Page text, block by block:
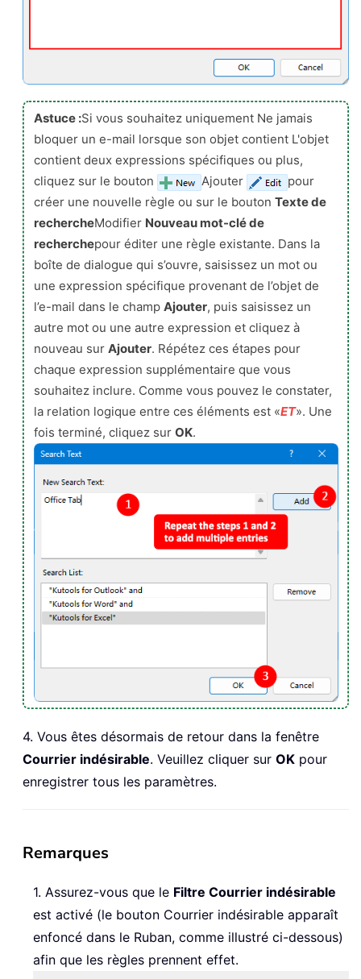
Astuce :Si vous souhaitez uniquement Ne jamais
bloquer un e-mail lorsque son objet contient L'objet
contient deux expressions spécifiques ou plus,
cliquez sur le bouton
Ajouter
pour
créer une nouvelle règle ou sur le bouton Texte de
rechercheModifier Nouveau mot-clé de
recherchepour éditer une règle existante. Dans la
boîte de dialogue qui s’ouvre, saisissez un mot ou
une expression spécifique provenant de l’objet de
l’e-mail dans le champ Ajouter, puis saisissez un
autre mot ou une autre expression et cliquez à
nouveau sur Ajouter. Répétez ces étapes pour
chaque expression supplémentaire que vous
souhaitez inclure. Comme vous pouvez le constater,
la relation logique entre ces éléments est «ET». Une
fois terminé, cliquez sur OK.
4. Vous êtes désormais de retour dans la fenêtre
Courrier indésirable. Veuillez cliquer sur OK pour
enregistrer tous les paramètres.
Remarques
1. Assurez-vous que le Filtre Courrier indésirable
est activé (le bouton Courrier indésirable apparaît
enfoncé dans le Ruban, comme illustré ci-dessous)
afin que les règles prennent effet.